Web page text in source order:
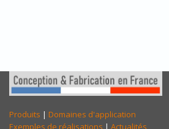
Produits | Domaines d'application
Exemples de réalisations | Actualités